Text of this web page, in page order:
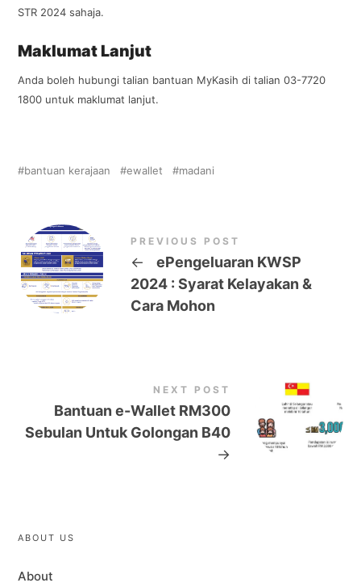
STR 2024 sahaja.
Maklumat Lanjut
Anda boleh hubungi talian bantuan MyKasih di talian 03-7720
1800 untuk maklumat lanjut.
bantuan kerajaan ewallet madani
PREVIOUS POST
←
ePengeluaran KWSP
2024 : Syarat Kelayakan &
Cara Mohon
NEXT POST
Bantuan e-Wallet RM300
Sebulan Untuk Golongan B40
→
ABOUT US
About